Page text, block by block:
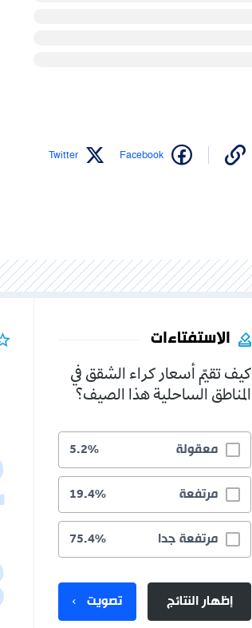
Facebook
Twitter
الاستفتاءات
كيف تقيّم أسعار كراء الشقق في
المناطق الساحلية هذا الصيف؟
معقولة 5.2%
مرتفعة 19.4%
مرتفعة جدا 75.4%
إظهار النتائج تصويت